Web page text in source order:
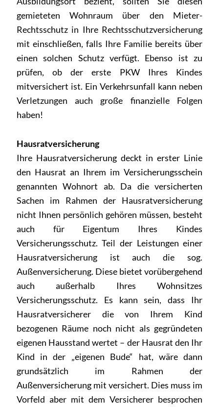
gemieteten Wohnraum über den Mieter-
Rechtsschutz in Ihre Rechtsschutzversicherung
mit einschließen, falls Ihre Familie bereits über
einen solchen Schutz verfügt. Ebenso ist zu
prüfen, ob der erste PKW Ihres Kindes
mitversichert ist. Ein Verkehrsunfall kann neben
Verletzungen auch große finanzielle Folgen
haben!
Hausratversicherung
Ihre Hausratversicherung deckt in erster Linie
den Hausrat an Ihrem im Versicherungsschein
genannten Wohnort ab. Da die versicherten
Sachen im Rahmen der Hausratversicherung
nicht Ihnen persönlich gehören müssen, besteht
auch für Eigentum Ihres Kindes
Versicherungsschutz. Teil der Leistungen einer
Hausratversicherung ist auch die sog.
Außenversicherung. Diese bietet vorübergehend
auch außerhalb Ihres Wohnsitzes
Versicherungsschutz. Es kann sein, dass Ihr
Hausratversicherer die von Ihrem Kind
bezogenen Räume noch nicht als gegründeten
eigenen Hausstand wertet – der Hausrat den Ihr
Kind in der „eigenen Bude“ hat, wäre dann
grundsätzlich im Rahmen der
Außenversicherung mit versichert. Dies muss im
Vorfeld aber mit dem Versicherer besprochen